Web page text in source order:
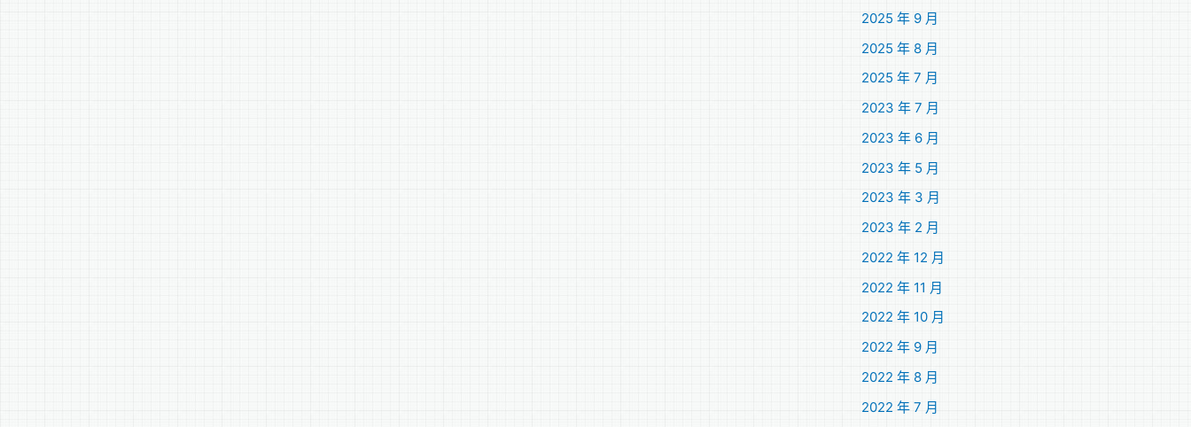
2025 年 9 月
2025 年 8 月
2025 年 7 月
2023 年 7 月
2023 年 6 月
2023 年 5 月
2023 年 3 月
2023 年 2 月
2022 年 12 月
2022 年 11 月
2022 年 10 月
2022 年 9 月
2022 年 8 月
2022 年 7 月